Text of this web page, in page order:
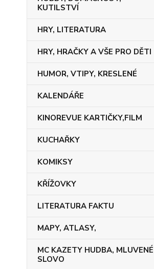
KUTILSTVÍ
HRY, LITERATURA
HRY, HRAČKY A VŠE PRO DĚTI
HUMOR, VTIPY, KRESLENÉ
KALENDÁŘE
KINOREVUE KARTIČKY,FILM
KUCHAŘKY
KOMIKSY
KŘÍŽOVKY
LITERATURA FAKTU
MAPY, ATLASY,
MC KAZETY HUDBA, MLUVENÉ
SLOVO